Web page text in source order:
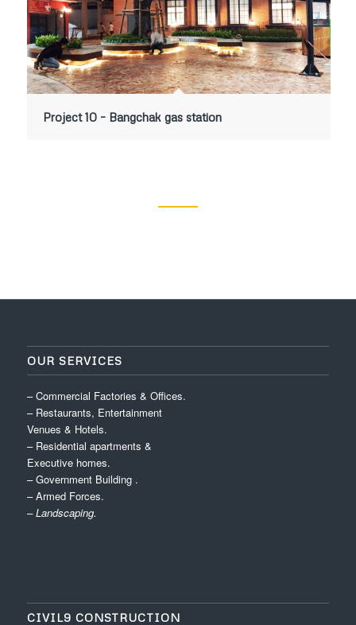
Project 10 – Bangchak gas station
OUR SERVICES
– Commercial Factories & Offices.
– Restaurants, Entertainment
Venues & Hotels.
– Residential apartments &
Executive homes.
– Government Building .
– Armed Forces.
– Landscaping.
CIVIL9 CONSTRUCTION